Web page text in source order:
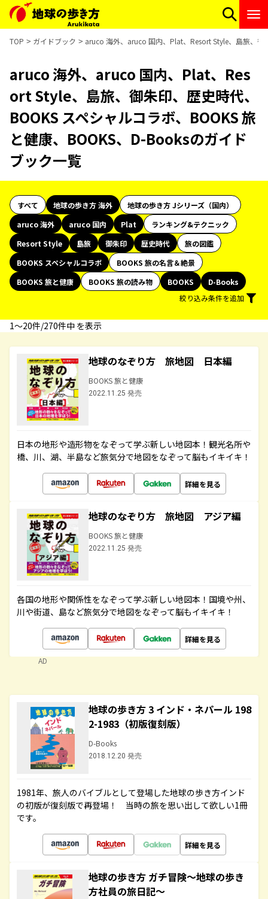
TOP ガイドブック aruco 海外、aruco 国内、Plat、Resort Style、島旅、御
aruco 海外、aruco 国内、Plat、Res
ort Style、島旅、御朱印、歴史時代、
BOOKS スペシャルコラボ、BOOKS 旅
と健康、BOOKS、D-Booksのガイド
ブック一覧
すべて 地球の歩き方 海外
地球の歩き方 Jシリーズ（国内）
aruco 海外
aruco 国内 Plat
ランキング&テクニック
Resort Style
島旅 御朱印 歴史時代
旅の図鑑
BOOKS スペシャルコラボ
BOOKS 旅の名言＆絶景
BOOKS 旅と健康
BOOKS 旅の読み物 BOOKS
D-Books
絞り込み条件を追加
1〜20件/270件中 を表示
地球のなぞり方 旅地図 日本編
BOOKS 旅と健康
2022.11.25 発売
日本の地形や造形物をなぞって学ぶ新しい地図本！観光名所や
橋、川、湖、半島など旅気分で地図をなぞって脳もイキイキ！
詳細を見る
地球のなぞり方 旅地図 アジア編
BOOKS 旅と健康
2022.11.25 発売
各国の地形や関係性をなぞって学ぶ新しい地図本！国境や州、
川や街道、島など旅気分で地図をなぞって脳もイキイキ！
詳細を見る
AD
地球の歩き方 3 インド・ネパール 198
2-1983（初版復刻版）
D-Books
2018.12.20 発売
1981年、旅人のバイブルとして登場した地球の歩き方インド
の初版が復刻版で再登場！ 当時の旅を思い出して欲しい1冊
です。
詳細を見る
地球の歩き方 ガチ冒険～地球の歩き
方社員の旅日記～